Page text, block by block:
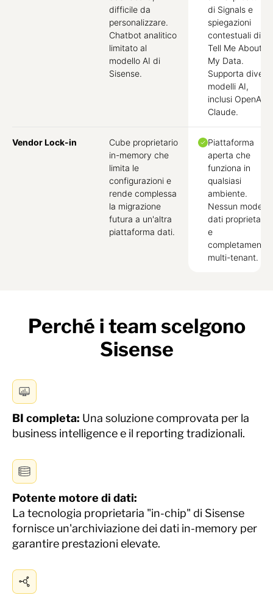
difficile da
personalizzare.
Chatbot analitico
limitato al
modello AI di
Sisense.
di Signals e
spiegazioni
contestuali di
Tell Me About
My Data.
Supporta diversi
modelli AI,
inclusi OpenAI e
Claude.
Vendor Lock-in
Cube proprietario
in-memory che
limita le
configurazioni e
rende complessa
la migrazione
futura a un'altra
piattaforma dati.
Piattaforma
aperta che
funziona in
qualsiasi
ambiente.
Nessun modello
dati proprietario
e
completamente
multi-tenant.
Perché i team scelgono
Sisense
BI completa: Una soluzione comprovata per la
business intelligence e il reporting tradizionali.
Potente motore di dati:
La tecnologia proprietaria "in-chip" di Sisense
fornisce un'archiviazione dei dati in-memory per
garantire prestazioni elevate.